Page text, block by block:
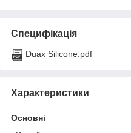
Специфікація
Duax Silicone.pdf
Характеристики
Основні